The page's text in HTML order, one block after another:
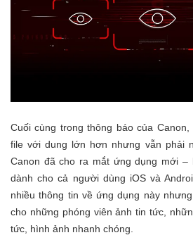
Cuối cùng trong thông báo của
file với dung lớn hơn nhưng vẫn phải
Canon đã cho ra mắt ứng dụng mới –
dành cho cả người dùng iOS và
nhiều thông tin về ứng dụng này
cho những phóng viên ảnh tin tức,
tức, hình ảnh nhanh chóng.